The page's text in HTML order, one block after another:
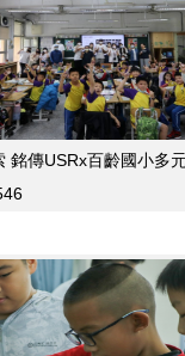
銘傳USRx百齡國小多元